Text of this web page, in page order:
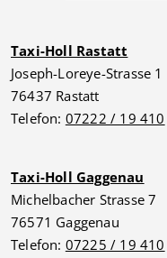
Taxi-Holl Rastatt
Joseph-Loreye-Strasse 1
76437 Rastatt
Telefon: 07222 / 19 410
Taxi-Holl Gaggenau
Michelbacher Strasse 7
76571 Gaggenau
Telefon: 07225 / 19 410